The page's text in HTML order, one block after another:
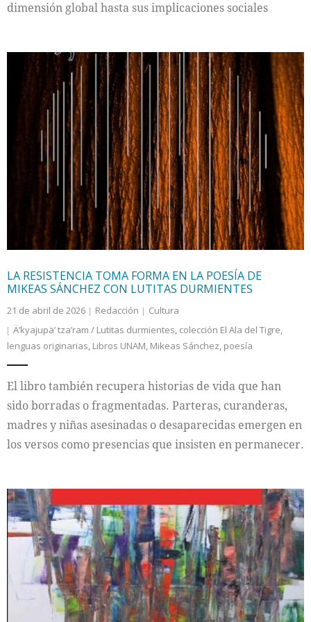
dimensión global hasta sus implicaciones sociales
LA RESISTENCIA TOMA FORMA EN LA POESÍA DE
MIKEAS SÁNCHEZ CON LUTITAS DURMIENTES
21 de abril de 2026 Redacción
Cultura
Ä’kyajupä’ tza’ram / Lutitas durmientes, colección El Ala del Tigre,
lenguas originarias, Libros UNAM, Mikeas Sánchez, poesía
El libro también recupera historias de vida que han
sido borradas o fragmentadas. Parteras, curanderas,
madres y niñas asesinadas o desaparecidas emergen en
los versos como presencias que insisten en permanecer.